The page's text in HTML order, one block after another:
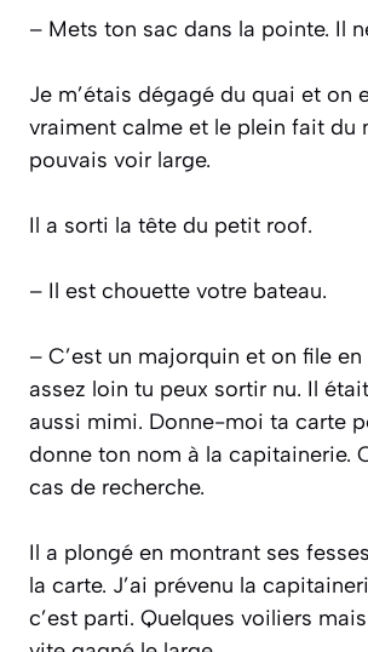
– Mets ton sac dans la pointe. Il
Je m’étais dégagé du quai et on
vraiment calme et le plein fait du
pouvais voir large.
Il a sorti la tête du petit roof.
– Il est chouette votre bateau.
– C’est un majorquin et on file
assez loin tu peux sortir nu. Il
aussi mimi. Donne-moi ta carte
donne ton nom à la capitainerie.
cas de recherche.
Il a plongé en montrant ses
la carte. J’ai prévenu la
c’est parti. Quelques voiliers